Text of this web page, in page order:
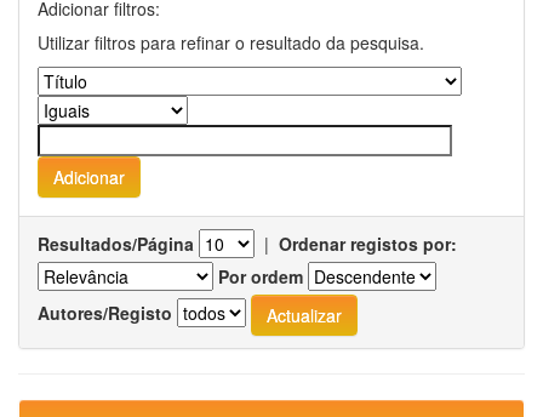
Adicionar filtros:
Utilizar filtros para refinar o resultado da pesquisa.
Resultados/Página | Ordenar registos por:
Por ordem
Autores/Registo